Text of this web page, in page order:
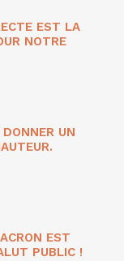
EST LA
NOTRE
UN
EST
PUBLIC !